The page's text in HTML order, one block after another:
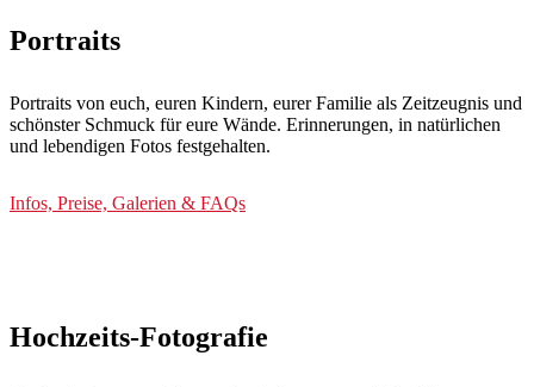
Portraits
Portraits von euch, euren Kindern, eurer Familie als Zeitzeugnis und
schönster Schmuck für eure Wände. Erinnerungen, in natürlichen
und lebendigen Fotos festgehalten.
Infos, Preise, Galerien & FAQs
Hochzeits-Fotografie